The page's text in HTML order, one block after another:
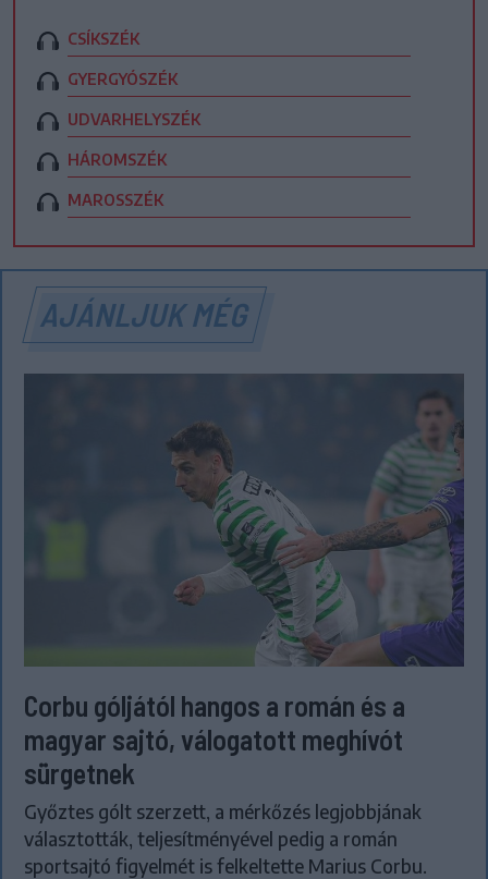
CSÍKSZÉK
GYERGYÓSZÉK
UDVARHELYSZÉK
HÁROMSZÉK
MAROSSZÉK
AJÁNLJUK MÉG
Corbu góljától hangos a román és a
magyar sajtó, válogatott meghívót
sürgetnek
Győztes gólt szerzett, a mérkőzés legjobbjának
választották, teljesítményével pedig a román
sportsajtó figyelmét is felkeltette Marius Corbu.